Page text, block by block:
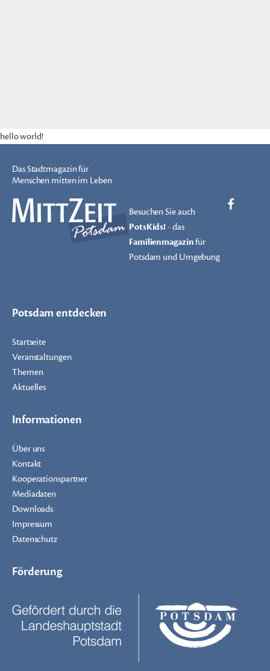
hello world!
Das Stadtmagazin für
Menschen mitten im Leben
Besuchen Sie auch
PotsKids!- das
Familienmagazinfür
Potsdam und Umgebung
Potsdam entdecken
Startseite
Veranstaltungen
Themen
Aktuelles
Informationen
Über uns
Kontakt
Kooperationspartner
Mediadaten
Downloads
Impressum
Datenschutz
Förderung